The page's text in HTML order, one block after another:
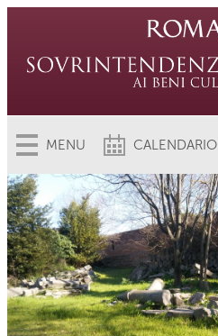
MENU CALENDARIO